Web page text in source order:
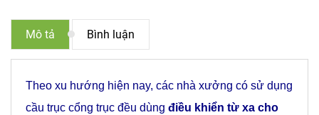
Mô tả Bình luận
Theo xu hướng hiện nay, các nhà xưởng có sử dụng
cầu trục cổng trục đều dùng điều khiển từ xa cho